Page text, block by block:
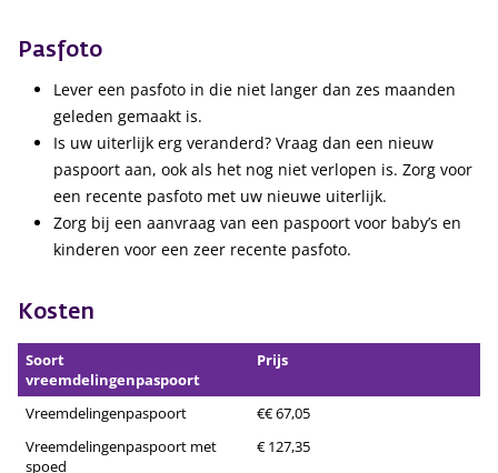
Pasfoto
Lever een pasfoto in die niet langer dan zes maanden
geleden gemaakt is.
Is uw uiterlijk erg veranderd? Vraag dan een nieuw
paspoort aan, ook als het nog niet verlopen is. Zorg voor
een recente pasfoto met uw nieuwe uiterlijk.
Zorg bij een aanvraag van een paspoort voor baby’s en
kinderen voor een zeer recente pasfoto.
Kosten
Soort
vreemdelingenpaspoort
Prijs
Vreemdelingenpaspoort €€ 67,05
Vreemdelingenpaspoort met
spoed
€ 127,35